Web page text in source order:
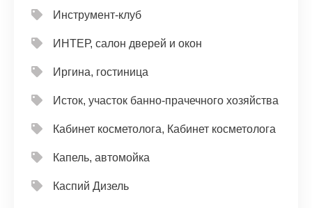
Инструмент-клуб
ИНТЕР, салон дверей и окон
Иргина, гостиница
Исток, участок банно-прачечного хозяйства
Кабинет косметолога, Кабинет косметолога
Капель, автомойка
Каспий Дизель